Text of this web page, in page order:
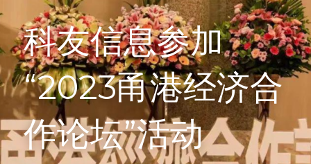
行业解决方案
新闻博客
联系我们
科友信息参加
“2023甬港经济合
作论坛”活动